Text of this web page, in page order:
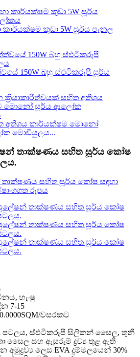
කාර්යක්ෂම කුඩා 5W සූර්ය පැනල
150W බහු ස්ඵටිකරූපී සූර්ය
අතිශය කාර්යක්ෂම මොනෝ
මොඩියුලය...
තාක්ෂණය සහිත සූර්ය කෝෂ
හැංෂු
7-15
වසරකට
පටලය, ස්ඵටිකරූපී සිලිකන් සෛල, තුනී
සෛල සහ ඇසුරුම් ද්‍රව්‍ය තුළ ඇති
අමුද්‍රව්‍ය ලෙස EVA දුම්මලයෙන් 30%